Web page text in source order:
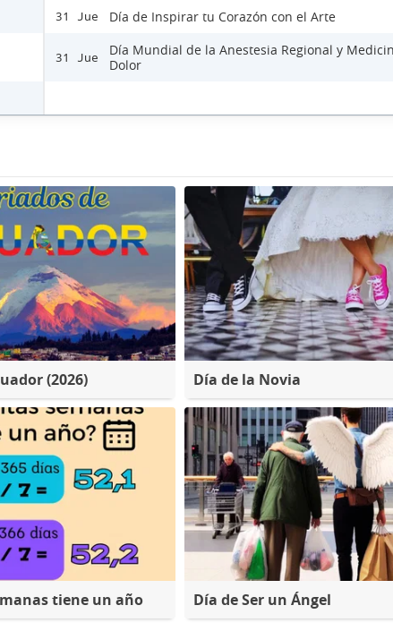
31 Jue Día de Inspirar tu Corazón con el Arte
31 Jue
Día Mundial de la Anestesia Regional y
Dolor
(2026) Día de la Novia
tiene un año Día de Ser un Ángel